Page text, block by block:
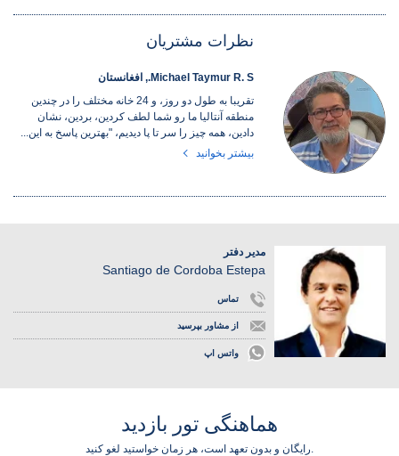
نظرات مشتریان
Michael Taymur R. S., افغانستان
تقریبا به طول دو روز، و 24 خانه مختلف را در چندین
منطقه آنتالیا ما رو شما لطف کردین، بردین، نشان
دادین، همه چیز را سر تا پا دیدیم، "بهترین پاسخ به این...
بیشتر بخوانید
مدیر دفتر
Santiago de Cordoba Estepa
تماس
از مشاور بپرسید
واتس اپ
هماهنگی تور بازدید
رایگان و بدون تعهد است، هر زمان خواستید لغو کنید.